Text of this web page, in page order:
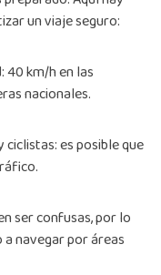
un viaje seguro:
40 km/h en las
nacionales.
es posible que
ser confusas, por lo
a navegar por áreas